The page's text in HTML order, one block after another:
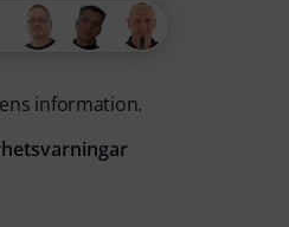
information.